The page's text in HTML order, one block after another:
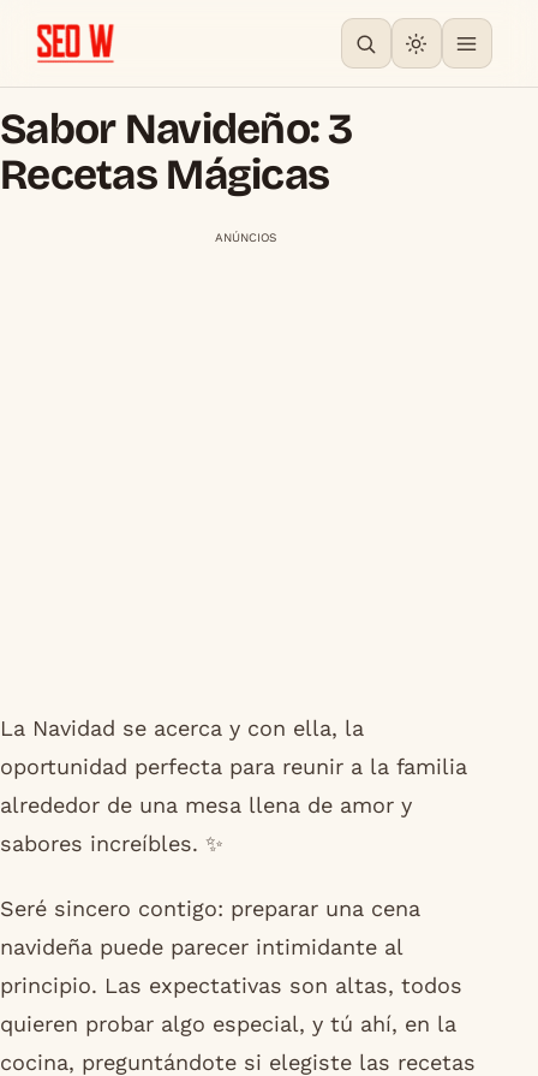
Sabor Navideño: 3
Recetas Mágicas
ANÚNCIOS
La Navidad se acerca y con ella, la
oportunidad perfecta para reunir a la familia
alrededor de una mesa llena de amor y
sabores increíbles. ✨
Seré sincero contigo: preparar una cena
navideña puede parecer intimidante al
principio. Las expectativas son altas, todos
quieren probar algo especial, y tú ahí, en la
cocina, preguntándote si elegiste las recetas